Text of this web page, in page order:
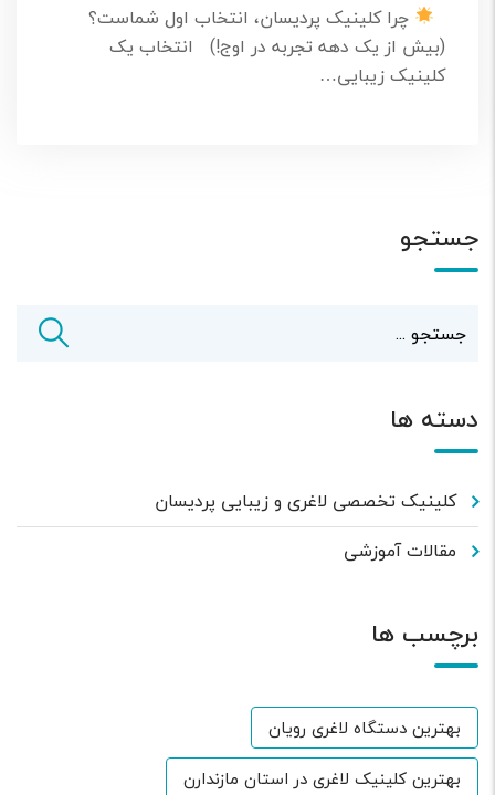
چرا کلینیک پردیسان، انتخاب اول شماست؟
(بیش از یک دهه تجربه در اوج!) انتخاب یک
کلینیک زیبایی…
جستجو
دسته ها
کلینیک تخصصی لاغری و زیبایی پردیسان
مقالات آموزشی
برچسب ها
بهترین دستگاه لاغری رویان
بهترین کلینیک لاغری در استان مازندارن